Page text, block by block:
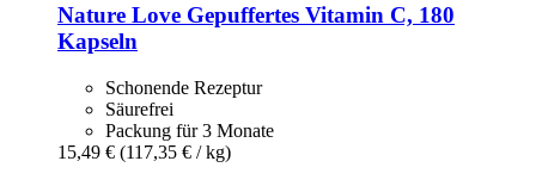
Nature Love Gepuffertes Vitamin C, 180
Kapseln
Schonende Rezeptur
Säurefrei
Packung für 3 Monate
15,49 € (117,35 € / kg)